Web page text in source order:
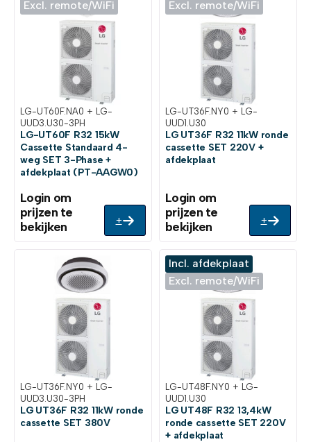
Excl. remote/WiFi
LG-UT60F.NA0 + LG-
UUD3.U30-3PH
LG-UT60F R32 15kW
Cassette Standaard 4-
weg SET 3-Phase +
afdekplaat (PT-AAGW0)
Login om
prijzen te
bekijken
+
Excl. remote/WiFi
LG-UT36F.NY0 + LG-
UUD1.U30
LG UT36F R32 11kW ronde
cassette SET 220V +
afdekplaat
Login om
prijzen te
bekijken
+
LG-UT36F.NY0 + LG-
UUD3.U30-3PH
LG UT36F R32 11kW ronde
cassette SET 380V
Incl. afdekplaat
Excl. remote/WiFi
LG-UT48F.NY0 + LG-
UUD1.U30
LG UT48F R32 13,4kW
ronde cassette SET 220V
+ afdekplaat